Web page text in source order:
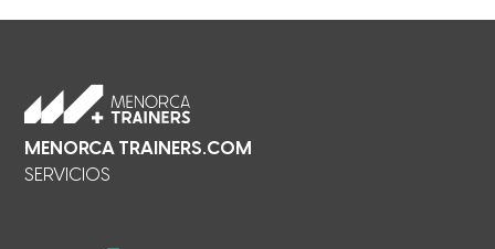
MENORCA TRAINERS.COM
SERVICIOS